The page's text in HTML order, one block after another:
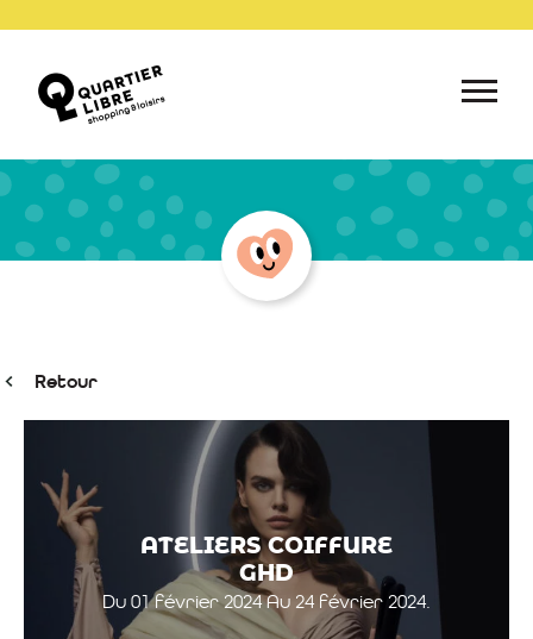
Retour
ATELIERS COIFFURE
GHD
Du 01 février 2024 Au 24 février 2024.